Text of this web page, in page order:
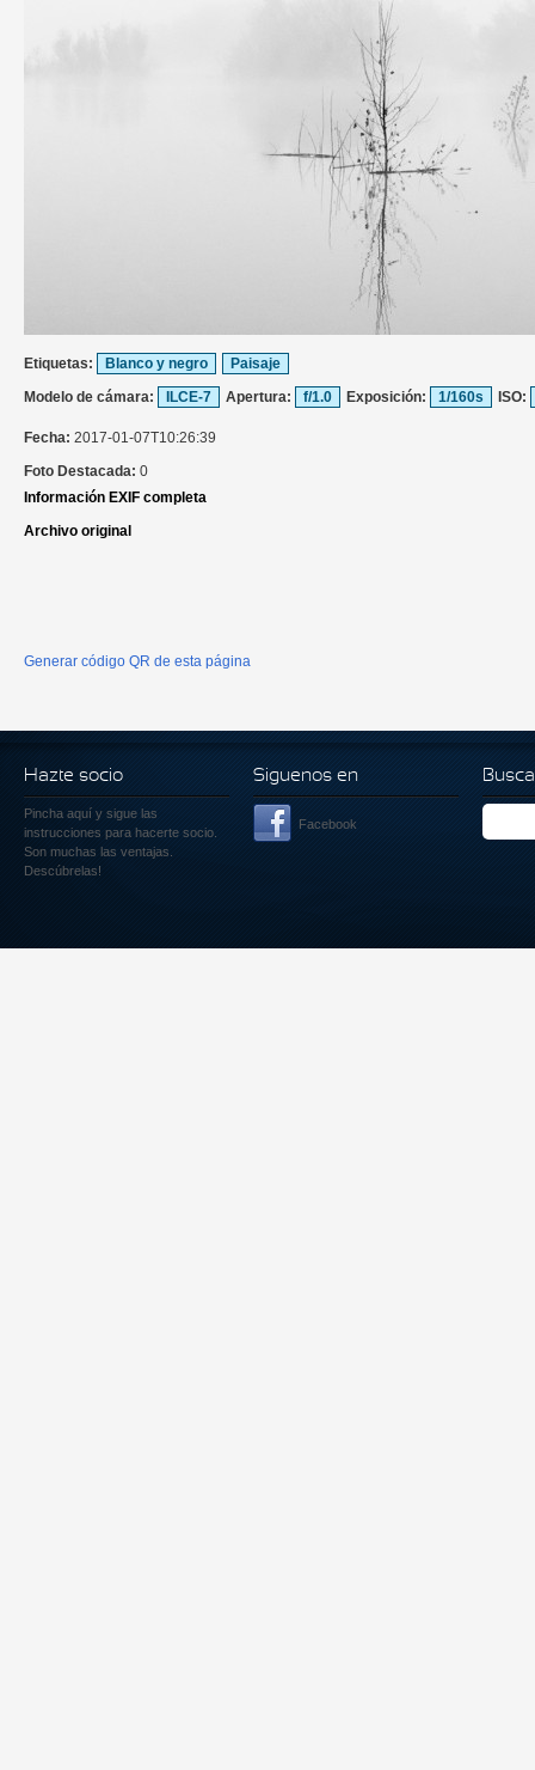
Etiquetas: Blanco y negro
Paisaje
Modelo de cámara:
ILCE-7 Apertura: f/1.0 Exposición: 1/160s ISO:
Fecha: 2017-01-07T10:26:39
Foto Destacada: 0
Información EXIF completa
Archivo original
Generar código QR de esta página
Hazte socio
Pincha aquí y sigue las
instrucciones para hacerte socio.
Son muchas las ventajas.
Descúbrelas!
Siguenos en
Facebook